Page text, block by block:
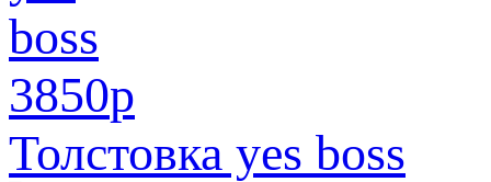
3850p
Толстовка yes boss